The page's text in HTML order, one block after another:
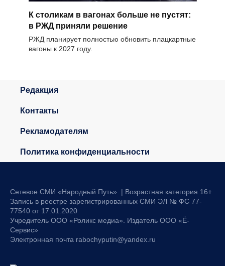
К столикам в вагонах больше не пустят:
в РЖД приняли решение
РЖД планирует полностью обновить плацкартные
вагоны к 2027 году.
Редакция
Контакты
Рекламодателям
Политика конфиденциальности
Сетевое СМИ «Народный Путь» | Возрастная категория 16+
Запись в реестре зарегистрированных СМИ ЭЛ № ФС 77-
77540 от 17.01.2020
Учредитель ООО «Роликс медиа». Издатель ООО «Ё-
Сервис»
Электронная почта rabochyputin@yandex.ru